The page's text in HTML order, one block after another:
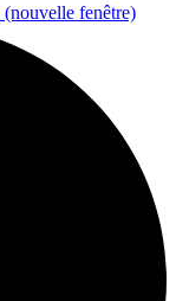
(nouvelle fenêtre)